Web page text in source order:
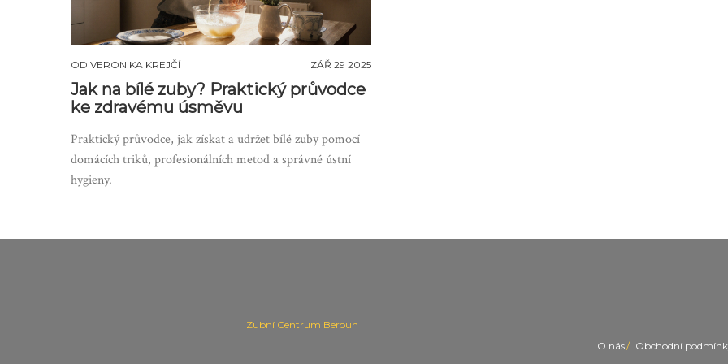
OD VERONIKA KREJČÍ ZÁŘ 29 2025
Jak na bílé zuby? Praktický průvodce
ke zdravému úsměvu
Praktický průvodce, jak získat a udržet bílé zuby pomocí
domácích triků, profesionálních metod a správné ústní
hygieny.
Zubní Centrum Beroun
O nás Obchodní